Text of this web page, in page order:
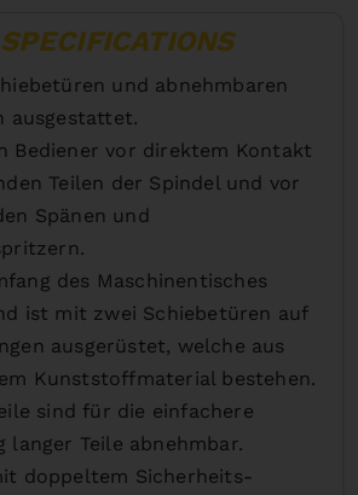
und abnehmbaren
ausgestattet.
Bediener vor direktem Kontakt
Teilen der Spindel und vor
Spänen und
des Maschinentisches
ist mit zwei Schiebetüren auf
ausgerüstet, welche aus
Kunststoffmaterial bestehen.
sind für die einfachere
langer Teile abnehmbar.
doppeltem Sicherheits-